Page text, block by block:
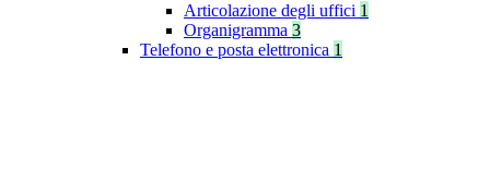
Articolazione degli uffici 1
Organigramma 3
Telefono e posta elettronica 1